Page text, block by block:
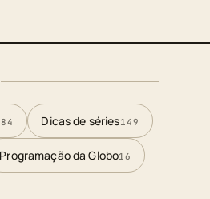
Dicas de séries149
Programação da Globo16